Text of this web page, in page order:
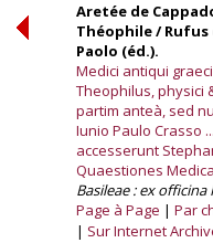
Aretée de
Théophile / Rufus
Paolo (éd.).
Medici antiqui
Theophilus, physici
partim anteà, sed
Iunio Paulo Crasso
accesserunt
Quaestiones
Basileae : ex officina
Page à Page
Par
Sur Internet